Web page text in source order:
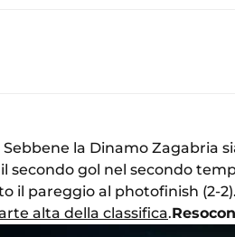
la Dinamo Zagabria
gol nel secondo
pareggio al photofinish (2-
alta della classifica.